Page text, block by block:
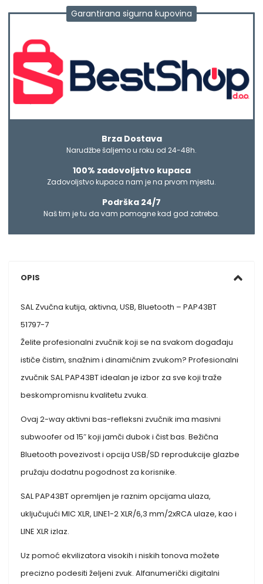
Garantirana sigurna kupovina
Brza Dostava
Narudžbe šaljemo u roku od 24-48h.
100% zadovoljstvo kupaca
Zadovoljstvo kupaca nam je na prvom mjestu.
Podrška 24/7
Naš tim je tu da vam pomogne kad god zatreba.
OPIS
SAL Zvučna kutija, aktivna, USB, Bluetooth – PAP43BT
51797-7
Želite profesionalni zvučnik koji se na svakom događaju
ističe čistim, snažnim i dinamičnim zvukom? Profesionalni
zvučnik SAL PAP43BT idealan je izbor za sve koji traže
beskompromisnu kvalitetu zvuka.
Ovaj 2-way aktivni bas-refleksni zvučnik ima masivni
subwoofer od 15″ koji jamči dubok i čist bas. Bežična
Bluetooth povezivost i opcija USB/SD reprodukcije glazbe
pružaju dodatnu pogodnost za korisnike.
SAL PAP43BT opremljen je raznim opcijama ulaza,
uključujući MIC XLR, LINE1-2 XLR/6,3 mm/2xRCA ulaze, kao i
LINE XLR izlaz.
Uz pomoć ekvilizatora visokih i niskih tonova možete
precizno podesiti željeni zvuk. Alfanumerički digitalni